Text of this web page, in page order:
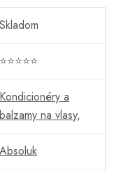
Skladom
⭐⭐⭐⭐⭐
Kondicionéry a
balzamy na vlasy,
Absoluk